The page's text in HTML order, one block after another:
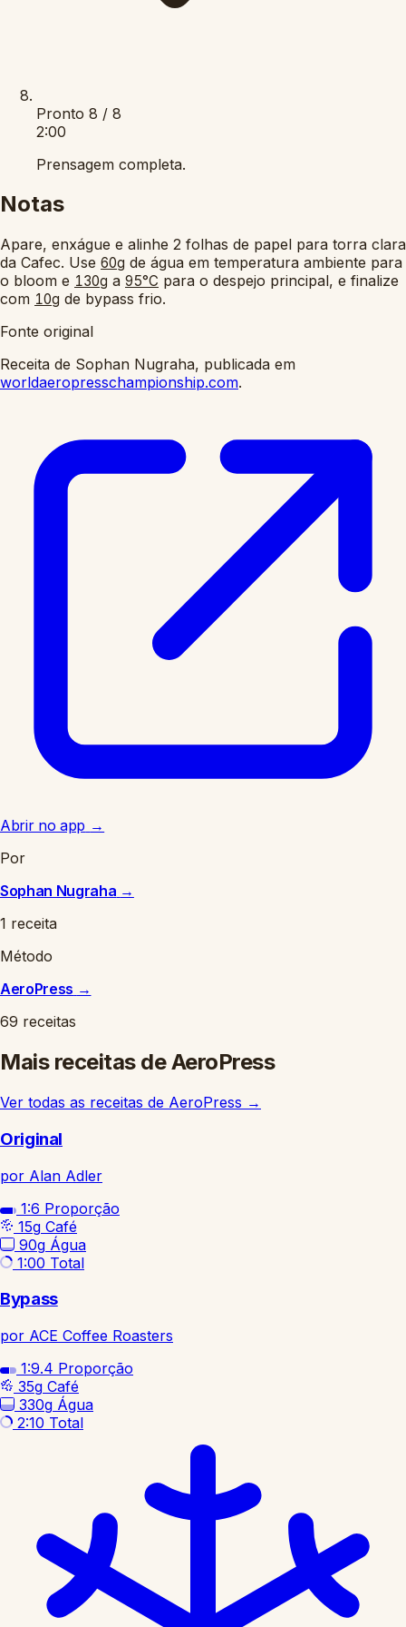
Pronto 8 / 8
2:00
Prensagem completa.
Notas
Apare, enxágue e alinhe 2 folhas de papel para torra clara
da Cafec. Use 60g de água em temperatura ambiente para
o bloom e 130g a 95°C para o despejo principal, e finalize
com 10g de bypass frio.
Fonte original
Receita de Sophan Nugraha, publicada em
worldaeropresschampionship.com.
Abrir no app →
Por
Sophan Nugraha →
1 receita
Método
AeroPress →
69 receitas
Mais receitas de AeroPress
Ver todas as receitas de AeroPress →
Original
por Alan Adler
1:6 Proporção
15g Café
90g Água
1:00 Total
Bypass
por ACE Coffee Roasters
1:9.4 Proporção
35g Café
330g Água
2:10 Total